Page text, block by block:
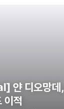
얀 디오망데,
이적